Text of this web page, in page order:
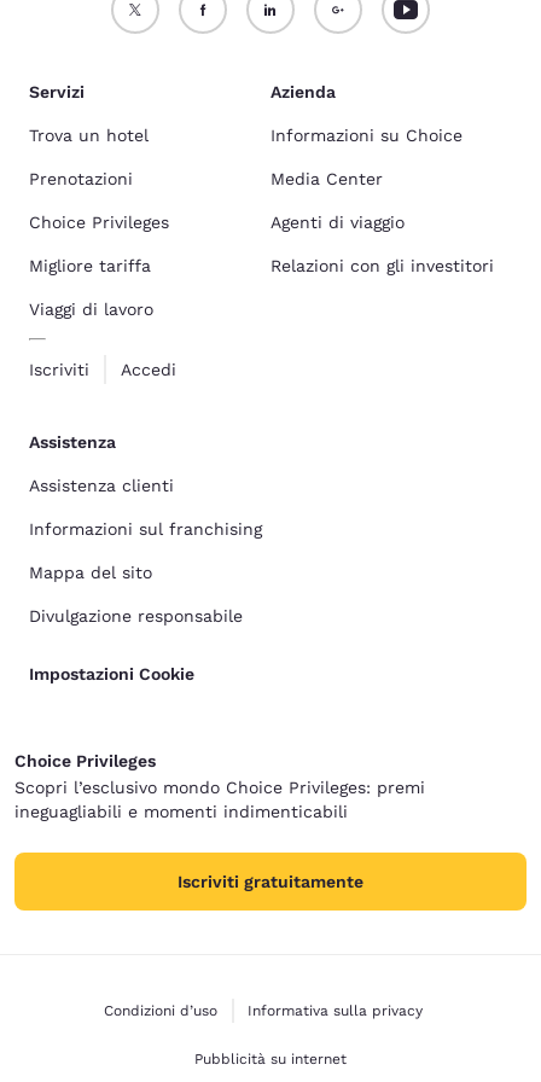
Servizi
Trova un hotel
Prenotazioni
Choice Privileges
Migliore tariffa
Viaggi di lavoro
Iscriviti Accedi
Azienda
Informazioni su Choice
Media Center
Agenti di viaggio
Relazioni con gli investitori
Assistenza
Assistenza clienti
Informazioni sul franchising
Mappa del sito
Divulgazione responsabile
Impostazioni Cookie
Choice Privileges
Scopri l’esclusivo mondo Choice Privileges: premi
ineguagliabili e momenti indimenticabili
Iscriviti gratuitamente
Condizioni d’uso Informativa sulla privacy
Pubblicità su internet